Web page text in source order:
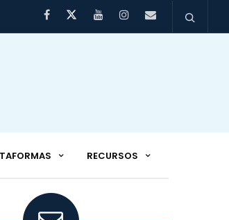
RECURSOS